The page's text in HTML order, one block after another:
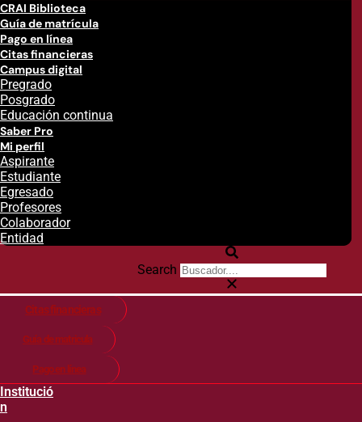
CRAI Biblioteca
Guía de matrícula
Pago en línea
Citas financieras
Campus digital
Pregrado
Posgrado
Educación continua
Saber Pro
Mi perfil
Aspirante
Estudiante
Egresado
Profesores
Colaborador
Entidad
Search
Citas financieras
Guía de matricula
Pago en línea
Institució
n